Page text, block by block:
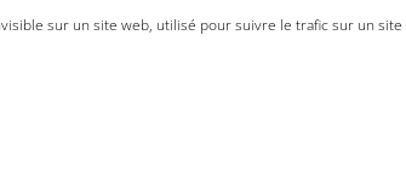
sur un site web, utilisé pour suivre le trafic sur un